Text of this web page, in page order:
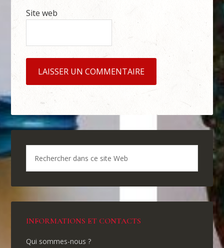
Site web
INFORMATIONS ET CONTACTS
Qui sommes-nous ?